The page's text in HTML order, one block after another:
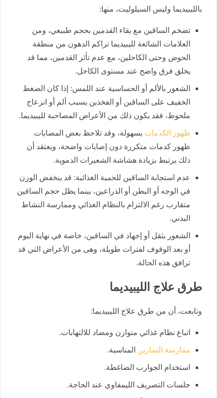
بالليبيديما وليس السيلوليت، منها:
تضخم الساقين مع بقاء القدمين بحجم طبيعي، ومن
العلامات الشائعة لليبيديما تراكم الدهون من منطقة
الحوض وحتى الكاحلين، مع عدم تأثر القدمين، مما قد
يخلق فرق واضح عند مستوى الكاحل.
الشعور بالألم أو الحساسية عند اللمس: إذا كان الضغط
الخفيف على الساقين أو الفخذين يسبب ألم أو انزعاج
ملحوظ، فقد يكون ذلك من الأعراض المصاحبة لليبيديما.
ظهور الكدمات بسهولة، وقد تلاحظ بعض المصابات
ظهور كدمات متكررة دون إصابات واضحة، ويعتقد أن
ذلك يرتبط بزيادة هشاشة الشعيرات الدموية.
عدم استجابة الساقين للحمية الغذائية: قد ينخفض الوزن
في الوجه أو البطن أو الذراعين، بينما يظل حجم الساقين
متقارب رغم الالتزام بالنظام الغذائي وممارسة النشاط
البدني.
الشعور بثقل أو إجهاد في الساقين، خاصة في نهاية اليوم
أو بعد الوقوف لفترات طويلة، وهى من الأعراض التي قد
ترافق هذه الحالة.
طرق علاج الليبيديما
وتابعت، أن من طرق علاج الليبيديما:
اتباع نظام غذائي متوازن ومضاد للالتهابات.
ممارسة التمارين المناسبة.
استخدام الجوارب الضاغطة.
جلسات التصريف الليمفاوي عند الحاجة.